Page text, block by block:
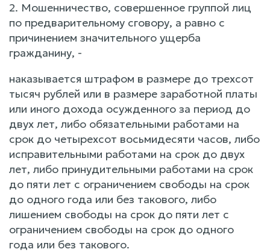
2. Мошенничество, совершенное группой лиц
по предварительному сговору, а равно с
причинением значительного ущерба
гражданину, -
наказывается штрафом в размере до трехсот
тысяч рублей или в размере заработной платы
или иного дохода осужденного за период до
двух лет, либо обязательными работами на
срок до четырехсот восьмидесяти часов, либо
исправительными работами на срок до двух
лет, либо принудительными работами на срок
до пяти лет с ограничением свободы на срок
до одного года или без такового, либо
лишением свободы на срок до пяти лет с
ограничением свободы на срок до одного
года или без такового.